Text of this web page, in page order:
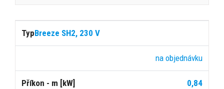
Breeze SH2, 230 V
na objednávku
0,84